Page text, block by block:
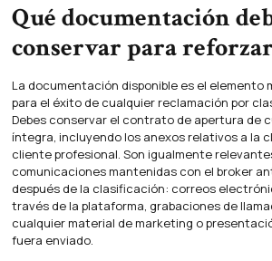
Qué documentación
conservar para
La documentación disponible es el elemento
para el éxito de cualquier reclamación por
Debes conservar el contrato de apertura de
íntegra, incluyendo los anexos relativos a la
cliente profesional. Son igualmente
comunicaciones mantenidas con el broker
después de la clasificación: correos
través de la plataforma, grabaciones de
cualquier material de marketing o
fuera enviado.